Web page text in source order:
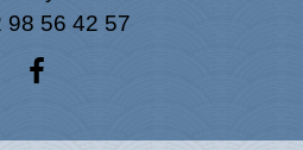
98 56 42 57